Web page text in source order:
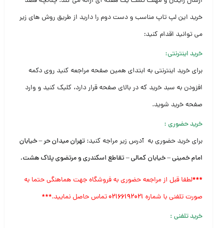
خرید این لپ تاپ مناسب و دست دوم را دارید از طریق روش های زیر
می توانید اقدام کنید:
خرید اینترنتی:
برای خرید اینترنتی به ابتدای همین صفحه مراجعه کنید روی دکمه
افزودن به سبد خرید که در بالای صفحه قرار دارد، کلیک کنید و وارد
صفحه خرید شوید.
خرید حضوری:
برای خرید حضوری به آدرس زیر مراجه کنید: تهران میدان حر – خیابان
امام خمینی – خیابان کمالی – تقاطع اسکندری و مرتضوی پلاک هشت.
***لطفا قبل از مراجعه حضوری به فروشگاه جهت هماهنگی حتما به
صورت تلفنی با شماره ۰۲۱۶۶۱۹۲۰۲۱تماس حاصل نمایید.***
خرید تلفنی: